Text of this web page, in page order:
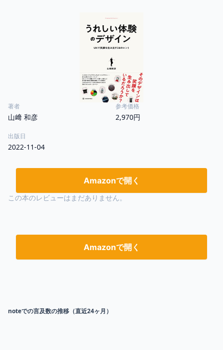
著者
山﨑 和彦
参考価格
2,970円
出版日
2022-11-04
Amazonで開く
この本のレビューはまだありません。
Amazonで開く
noteでの言及数の推移（直近24ヶ月）